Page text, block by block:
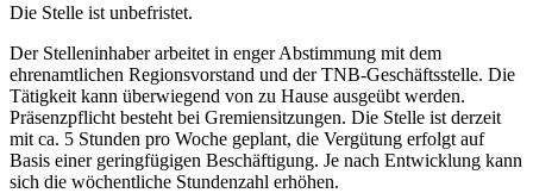
Die Stelle ist unbefristet.
Der Stelleninhaber arbeitet in enger Abstimmung mit dem
ehrenamtlichen Regionsvorstand und der TNB-Geschäftsstelle. Die
Tätigkeit kann überwiegend von zu Hause ausgeübt werden.
Präsenzpflicht besteht bei Gremiensitzungen. Die Stelle ist derzeit
mit ca. 5 Stunden pro Woche geplant, die Vergütung erfolgt auf
Basis einer geringfügigen Beschäftigung. Je nach Entwicklung kann
sich die wöchentliche Stundenzahl erhöhen.